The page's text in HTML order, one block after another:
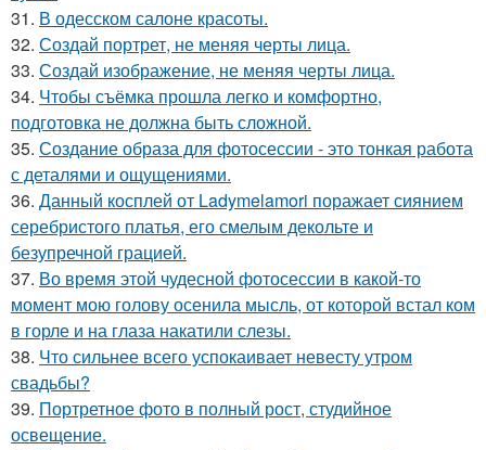
31. В одесском салоне красоты.
32. Создай портрет, не меняя черты лица.
33. Создай изображение, не меняя черты лица.
34. Чтобы съёмка прошла легко и комфортно,
подготовка не должна быть сложной.
35. Создание образа для фотосессии - это тонкая работа
с деталями и ощущениями.
36. Данный косплей от Ladymelamori поражает сиянием
серебристого платья, его смелым декольте и
безупречной грацией.
37. Во время этой чудесной фотосессии в какой-то
момент мою голову осенила мысль, от которой встал ком
в горле и на глаза накатили слезы.
38. Что сильнее всего успокаивает невесту утром
свадьбы?
39. Портретное фото в полный рост, студийное
освещение.